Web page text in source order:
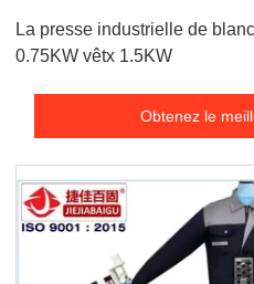
La presse industrielle de
0.75KW vêtx 1.5KW
Obtenez le